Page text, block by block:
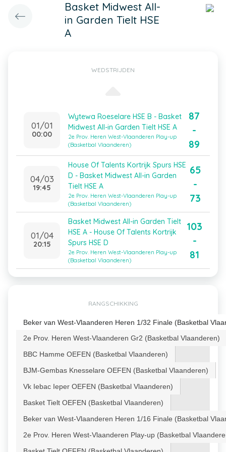
Basket Midwest All-
in Garden Tielt HSE
A
WEDSTRIJDEN
01/01
00:00
Wytewa Roeselare HSE B - Basket
Midwest All-in Garden Tielt HSE A
2e Prov. Heren West-Vlaanderen Play-up
(Basketbal Vlaanderen)
87
-
89
04/03
19:45
House Of Talents Kortrijk Spurs HSE
D - Basket Midwest All-in Garden
Tielt HSE A
2e Prov. Heren West-Vlaanderen Play-up
(Basketbal Vlaanderen)
65
-
73
01/04
20:15
Basket Midwest All-in Garden Tielt
HSE A - House Of Talents Kortrijk
Spurs HSE D
2e Prov. Heren West-Vlaanderen Play-up
(Basketbal Vlaanderen)
103
-
81
RANGSCHIKKING
Beker van West-Vlaanderen Heren 1/32 Finale (Basketbal
2e Prov. Heren West-Vlaanderen Gr2 (Basketbal Vlaanderen)
BBC Hamme OEFEN (Basketbal Vlaanderen)
BJM-Gembas Knesselare OEFEN (Basketbal Vlaanderen)
Vk Iebac Ieper OEFEN (Basketbal Vlaanderen)
Basket Tielt OEFEN (Basketbal Vlaanderen)
Beker van West-Vlaanderen Heren 1/16 Finale (Basketbal
2e Prov. Heren West-Vlaanderen Play-up (Basketbal